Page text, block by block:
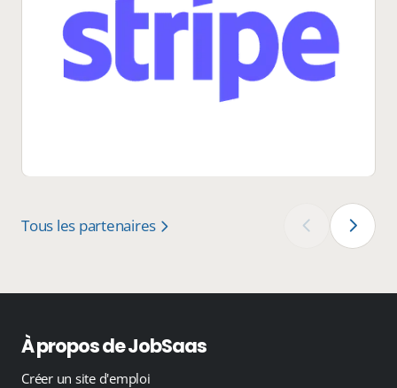
Tous les partenaires ‹ ›
À propos de JobSaas
Créer un site d'emploi